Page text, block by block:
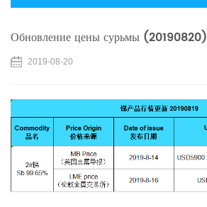
Обновление цены сурьмы (20190820)
2019-08-20